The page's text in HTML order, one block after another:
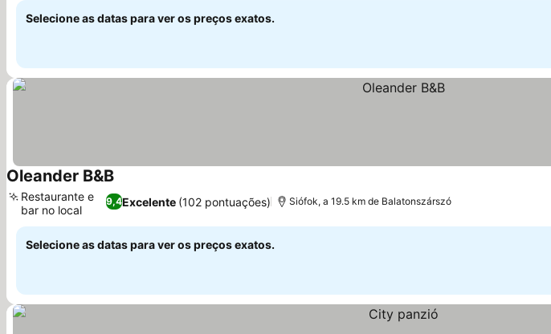
Selecione as datas para ver os preços exatos.
Oleander B&BVer preços
9,4Excelente (102 pontuações)
Restaurante e
bar no local
Siófok, a 19.5 km de Balatonszárszó
Selecione as datas para ver os preços exatos.